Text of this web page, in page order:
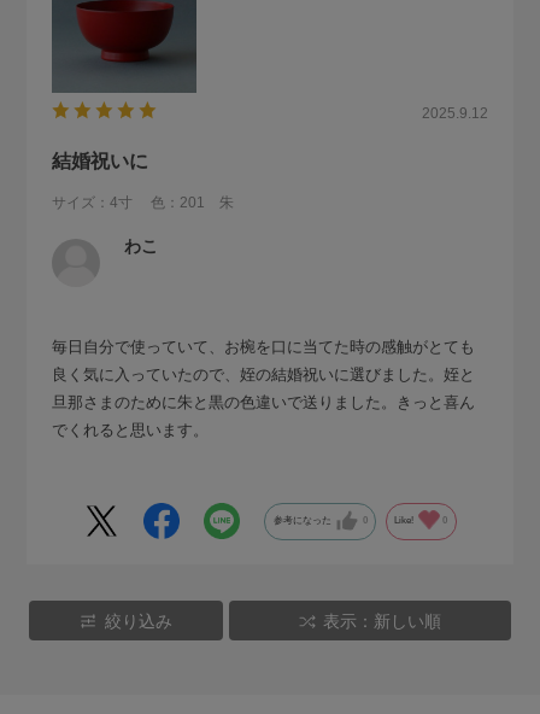
2025.9.12
結婚祝いに
サイズ：4寸 色：201 朱
わこ
毎日自分で使っていて、お椀を口に当てた時の感触がとても
良く気に入っていたので、姪の結婚祝いに選びました。姪と
旦那さまのために朱と黒の色違いで送りました。きっと喜ん
でくれると思います。
参考になった 0 Like! 0
絞り込み 表示：新しい順